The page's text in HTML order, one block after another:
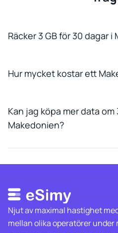
Räcker 3 GB för 30 dagar i
Hur mycket kostar ett
Kan jag köpa mer data om
Makedonien?
Njut av maximal hastighet
mellan olika operatörer under